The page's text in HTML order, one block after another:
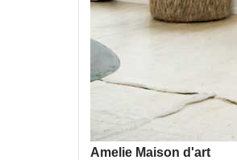
Amelie Maison d'art